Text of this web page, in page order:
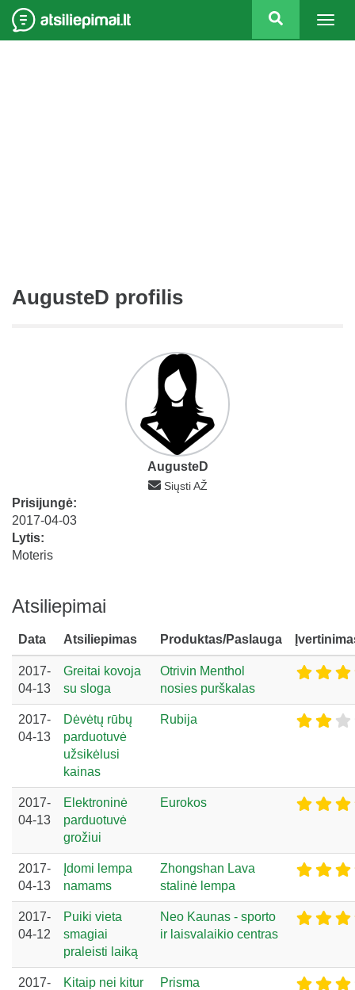
AugusteD profilis
AugusteD
Siųsti AŽ
Prisijungė:
2017-04-03
Lytis:
Moteris
Atsiliepimai
Data Atsiliepimas Produktas/Paslauga
2017-
04-13
Greitai kovoja
su sloga
Otrivin Menthol
nosies purškalas
2017-
04-13
Dėvėtų rūbų
parduotuvė
užsikėlusi
kainas
Rubija
2017-
04-13
Elektroninė
parduotuvė
grožiui
Eurokos
2017-
04-13
Įdomi lempa
namams
Zhongshan Lava
stalinė lempa
2017-
04-12
Puiki vieta
smagiai
praleisti laiką
Neo Kaunas - sporto
ir laisvalaikio centras
2017-
Kitaip nei kitur Prisma